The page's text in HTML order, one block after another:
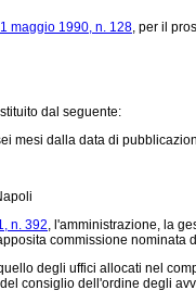
maggio 1990, n. 128, per il
dal seguente:
dalla data di
n. 392, l'amministrazione, la
commissione nominata
degli uffici allocati nel
consiglio dell'ordine degli